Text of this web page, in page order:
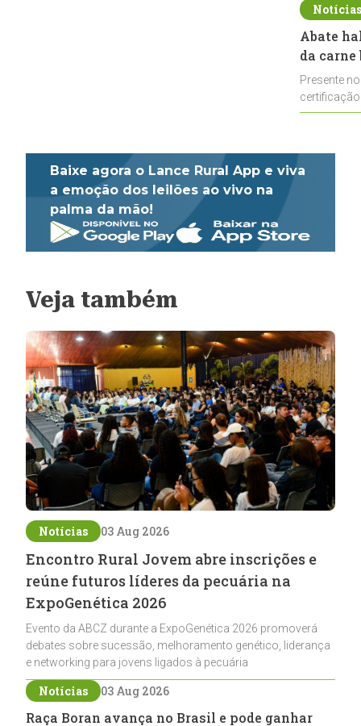
Abate
da
Presente
Baixe agora o Lance Rural App e viva
a emoção dos leilões ao vivo na
palma da mão!
Veja também
Notícias 03 Aug 2026
Encontro Rural Jovem abre inscrições e
reúne futuros líderes da pecuária na
ExpoGenética 2026
Evento da ABCZ durante a ExpoGenética 2026 promoverá
debates sobre sucessão, melhoramento genético, liderança
e networking para jovens ligados à pecuária
Notícias 03 Aug 2026
Raça Boran avança no Brasil e pode ganhar